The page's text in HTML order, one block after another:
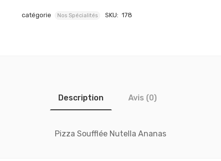
catégorie Nos Spécialités SKU: 178
Description Avis (0)
Pizza Soufflée Nutella Ananas